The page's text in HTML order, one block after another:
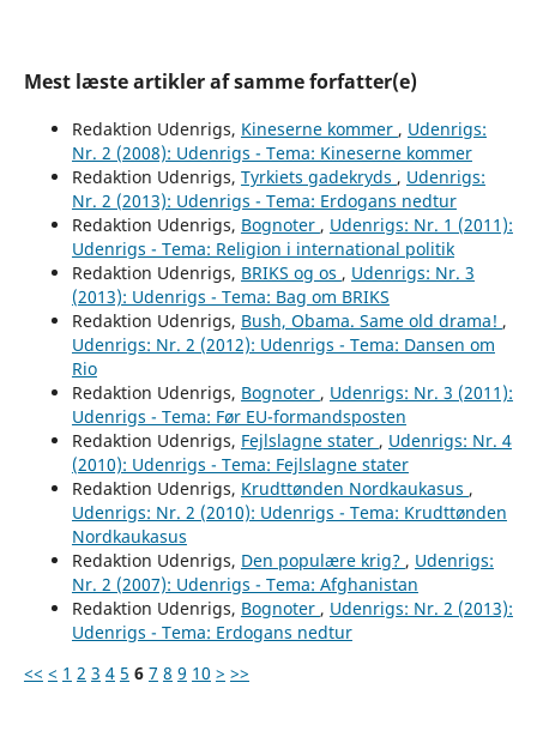
Mest læste artikler af samme forfatter(e)
Redaktion Udenrigs, Kineserne kommer , Udenrigs:
Nr. 2 (2008): Udenrigs - Tema: Kineserne kommer
Redaktion Udenrigs, Tyrkiets gadekryds , Udenrigs:
Nr. 2 (2013): Udenrigs - Tema: Erdogans nedtur
Redaktion Udenrigs, Bognoter , Udenrigs: Nr. 1 (2011):
Udenrigs - Tema: Religion i international politik
Redaktion Udenrigs, BRIKS og os , Udenrigs: Nr. 3
(2013): Udenrigs - Tema: Bag om BRIKS
Redaktion Udenrigs, Bush, Obama. Same old drama! ,
Udenrigs: Nr. 2 (2012): Udenrigs - Tema: Dansen om
Rio
Redaktion Udenrigs, Bognoter , Udenrigs: Nr. 3 (2011):
Udenrigs - Tema: Før EU-formandsposten
Redaktion Udenrigs, Fejlslagne stater , Udenrigs: Nr. 4
(2010): Udenrigs - Tema: Fejlslagne stater
Redaktion Udenrigs, Krudttønden Nordkaukasus ,
Udenrigs: Nr. 2 (2010): Udenrigs - Tema: Krudttønden
Nordkaukasus
Redaktion Udenrigs, Den populære krig? , Udenrigs:
Nr. 2 (2007): Udenrigs - Tema: Afghanistan
Redaktion Udenrigs, Bognoter , Udenrigs: Nr. 2 (2013):
Udenrigs - Tema: Erdogans nedtur
<< < 1 2 3 4 5 6 7 8 9 10 > >>